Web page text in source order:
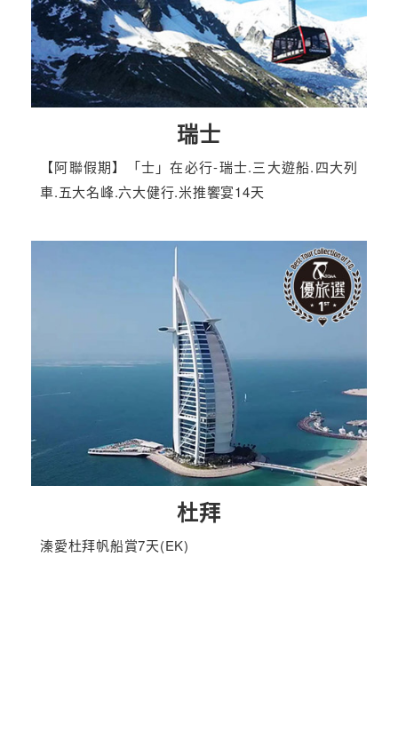
瑞士
【阿聯假期】「士」在必行-瑞士.三大遊船.四大列
車.五大名峰.六大健行.米推饗宴14天
杜拜
溱愛杜拜帆船賞7天(EK)